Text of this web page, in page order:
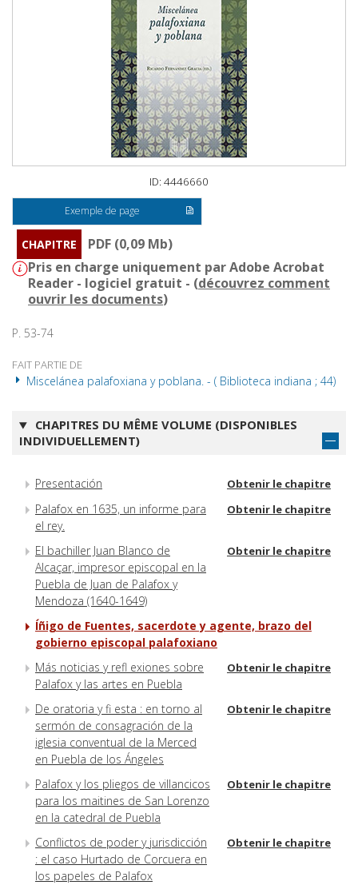
ID: 4446660
Exemple de page
CHAPITRE
PDF (0,09 Mb)
Pris en charge uniquement par Adobe Acrobat
Reader - logiciel gratuit - (découvrez comment
ouvrir les documents)
P. 53-74
FAIT PARTIE DE
Miscelánea palafoxiana y poblana. - ( Biblioteca indiana ; 44)
CHAPITRES DU MÊME VOLUME (DISPONIBLES
INDIVIDUELLEMENT)
Presentación Obtenir le chapitre
Palafox en 1635, un informe para
el rey.
Obtenir le chapitre
El bachiller Juan Blanco de
Alcaçar, impresor episcopal en la
Puebla de Juan de Palafox y
Mendoza (1640-1649)
Obtenir le chapitre
Íñigo de Fuentes, sacerdote y agente, brazo del
gobierno episcopal palafoxiano
Más noticias y refl exiones sobre
Palafox y las artes en Puebla
Obtenir le chapitre
De oratoria y fi esta : en torno al
sermón de consagración de la
iglesia conventual de la Merced
en Puebla de los Ángeles
Obtenir le chapitre
Palafox y los pliegos de villancicos
para los maitines de San Lorenzo
en la catedral de Puebla
Obtenir le chapitre
Conflictos de poder y jurisdicción
: el caso Hurtado de Corcuera en
los papeles de Palafox
Obtenir le chapitre